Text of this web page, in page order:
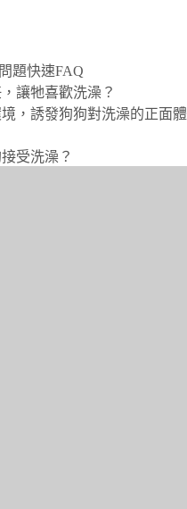
題快速FAQ
讓牠喜歡洗澡？
，誘發狗狗對洗澡的正面體
受洗澡？